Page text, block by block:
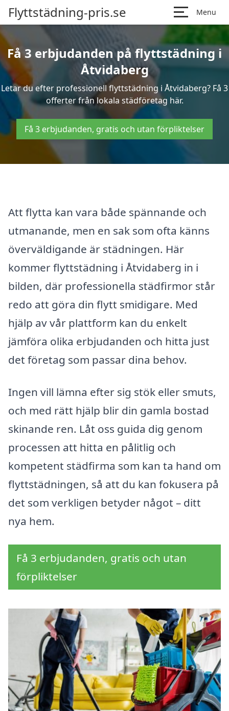
Flyttstädning-pris.se Menu
Få 3 erbjudanden på flyttstädning i
Åtvidaberg
Letar du efter professionell flyttstädning i Åtvidaberg? Få 3
offerter från lokala städföretag här.
Få 3 erbjudanden, gratis och utan förpliktelser
Att flytta kan vara både spännande och
utmanande, men en sak som ofta känns
överväldigande är städningen. Här
kommer flyttstädning i Åtvidaberg in i
bilden, där professionella städfirmor står
redo att göra din flytt smidigare. Med
hjälp av vår plattform kan du enkelt
jämföra olika erbjudanden och hitta just
det företag som passar dina behov.
Ingen vill lämna efter sig stök eller smuts,
och med rätt hjälp blir din gamla bostad
skinande ren. Låt oss guida dig genom
processen att hitta en pålitlig och
kompetent städfirma som kan ta hand om
flyttstädningen, så att du kan fokusera på
det som verkligen betyder något – ditt
nya hem.
Få 3 erbjudanden, gratis och utan
förpliktelser